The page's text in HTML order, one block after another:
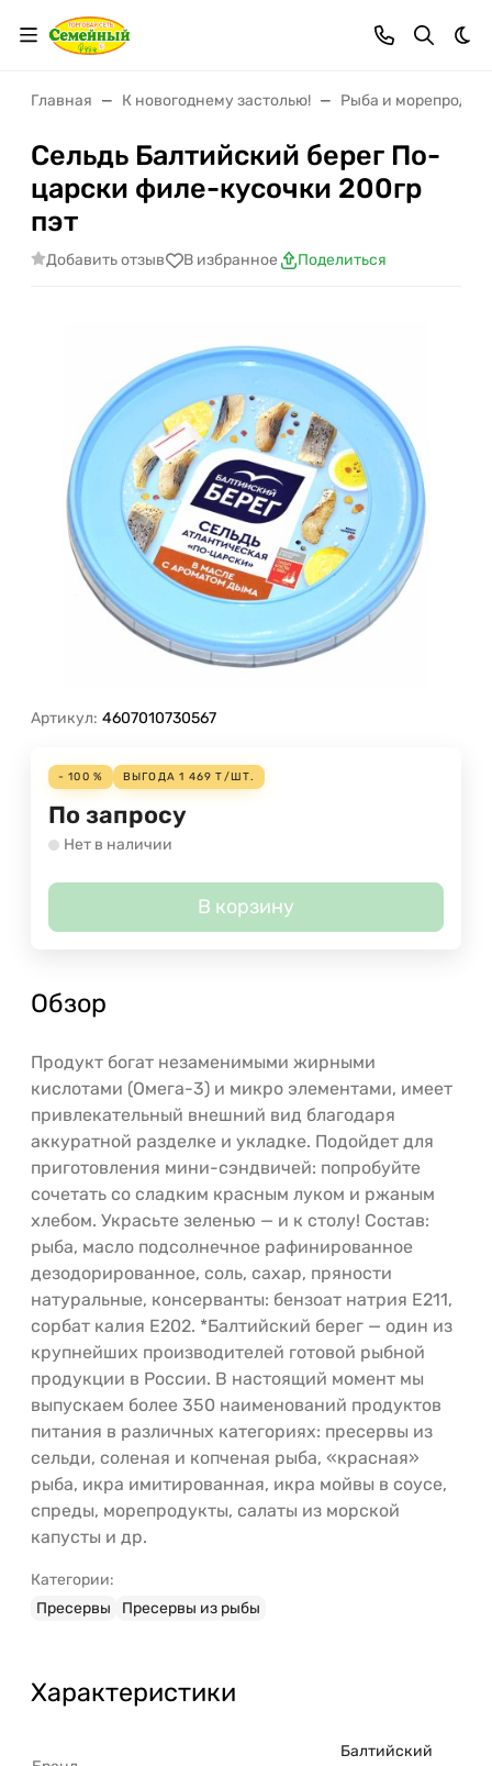
Главная К новогоднему застолью! Рыба и
Сельдь Балтийский берег По-
царски филе-кусочки 200гр
пэт
Добавить отзыв В избранное Поделиться
Артикул: 4607010730567
- 100 % ВЫГОДА1 469 Т/ШТ.
По запросу
Нет в наличии
В корзину
Обзор
Продукт богат незаменимыми жирными
кислотами (Омега-3) и микро элементами, имеет
привлекательный внешний вид благодаря
аккуратной разделке и укладке. Подойдет для
приготовления мини-сэндвичей: попробуйте
сочетать со сладким красным луком и ржаным
хлебом. Украсьте зеленью — и к столу! Состав:
рыба, масло подсолнечное рафинированное
дезодорированное, соль, сахар, пряности
натуральные, консерванты: бензоат натрия Е211,
сорбат калия Е202. *Балтийский берег — один из
крупнейших производителей готовой рыбной
продукции в России. В настоящий момент мы
выпускаем более 350 наименований продуктов
питания в различных категориях: пресервы из
сельди, соленая и копченая рыба, «красная»
рыба, икра имитированная, икра мойвы в соусе,
спреды, морепродукты, салаты из морской
капусты и др.
Категории:
Пресервы
Пресервы из рыбы
Характеристики
Балтийский